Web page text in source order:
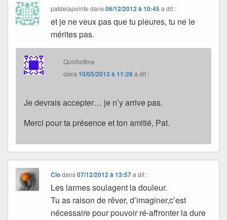
patdelapointe dans06/12/2012 à 10:45 a dit :
et je ne veux pas que tu pleures, tu ne le
mérites pas.
Quichottine
dans10/05/2013 à 11:28a dit :
Je devrais accepter… je n’y arrive pas.
Merci pour ta présence et ton amitié, Pat.
Clodans07/12/2012 à 13:57 a dit :
Les larmes soulagent la douleur.
Tu as raison de rêver, d’imaginer,c’est
nécessaire pour pouvoir ré-affronter la dure